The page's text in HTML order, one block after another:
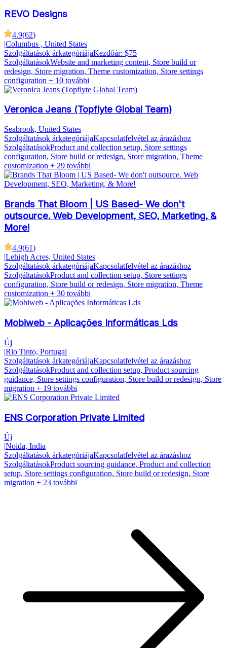
REVO Designs
4.9(62)
|Columbus , United States
Szolgáltatások árkategóriájaKezdőár: $75
SzolgáltatásokWebsite and marketing content, Store build or
redesign, Store migration, Theme customization, Store settings
configuration + 10 további
Veronica Jeans (Topflyte Global Team)
Seabrook, United States
Szolgáltatások árkategóriájaKapcsolatfelvétel az árazáshoz
SzolgáltatásokProduct and collection setup, Store settings
configuration, Store build or redesign, Store migration, Theme
customization + 29 további
Brands That Bloom | US Based- We don't
outsource. Web Development, SEO, Marketing, &
More!
4.9(61)
|Lehigh Acres, United States
Szolgáltatások árkategóriájaKapcsolatfelvétel az árazáshoz
SzolgáltatásokProduct and collection setup, Store settings
configuration, Store build or redesign, Store migration, Theme
customization + 30 további
Mobiweb - Aplicações Informáticas Lds
Új
|Rio Tinto, Portugal
Szolgáltatások árkategóriájaKapcsolatfelvétel az árazáshoz
SzolgáltatásokProduct and collection setup, Product sourcing
guidance, Store settings configuration, Store build or redesign, Store
migration + 19 további
ENS Corporation Private Limited
Új
|Noida, India
Szolgáltatások árkategóriájaKapcsolatfelvétel az árazáshoz
SzolgáltatásokProduct sourcing guidance, Product and collection
setup, Store settings configuration, Store build or redesign, Store
migration + 23 további